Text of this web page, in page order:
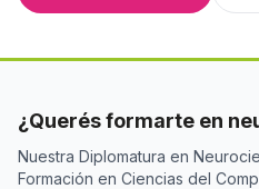
¿Querés formarte en
Nuestra Diplomatura en
Formación en Ciencias del